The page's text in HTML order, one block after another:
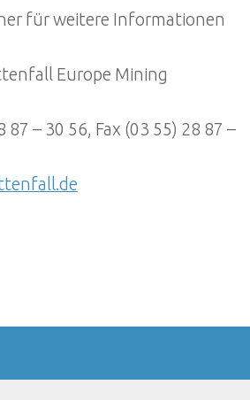
für weitere Informationen
Europe Mining
87 – 30 56, Fax (03 55) 28 87 –